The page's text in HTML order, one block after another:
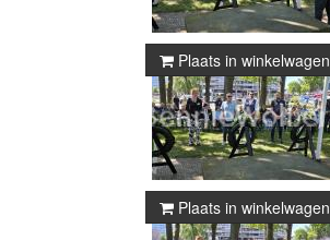
Plaats in winkelwagen
Plaats in winkelwagen